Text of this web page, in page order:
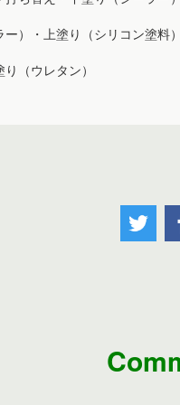
）・上塗り（シリコン塗料）
（ウレタン）